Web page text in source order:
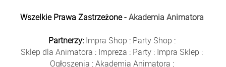
Wszelkie Prawa Zastrzeżone -Akademia Animatora
Partnerzy: Impra Shop : Party Shop :
Sklep dla Animatora : Impreza : Party : Impra Sklep :
Ogłoszenia :Akademia Animatora :